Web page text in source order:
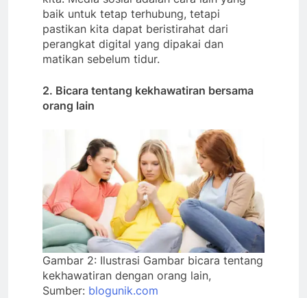
baik untuk tetap terhubung, tetapi
pastikan kita dapat beristirahat dari
perangkat digital yang dipakai dan
matikan sebelum tidur.
2. Bicara tentang kekhawatiran bersama
orang lain
Gambar 2: Ilustrasi Gambar bicara tentang
kekhawatiran dengan orang lain,
Sumber: blogunik.com